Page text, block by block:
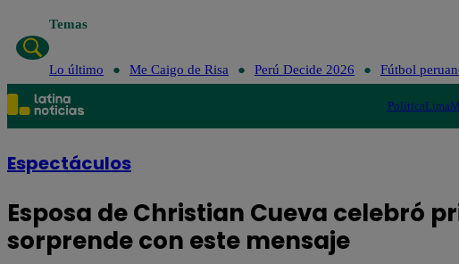
Temas
Lo último Me Caigo de Risa Perú Decide 2026 Fútbol
PolíticaLima
Espectáculos
Esposa de Christian Cueva celebró
sorprende con este mensaje